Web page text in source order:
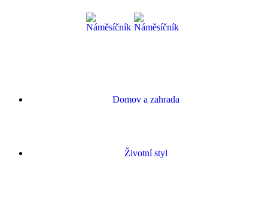
Domov a zahrada
Životní styl